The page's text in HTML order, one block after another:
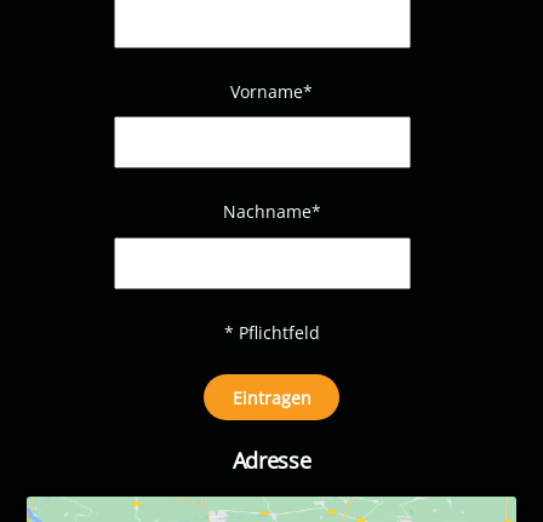
Vorname*
Nachname*
* Pflichtfeld
Adresse